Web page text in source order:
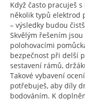
Když často pracuješ
několik typů elektrod
– výsledky budou
Skvělým řešením
polohovacími
bezpečnost při delší
sestavení rámů,
Takové vybavení
potřebuješ, aby díly
bodováním. K